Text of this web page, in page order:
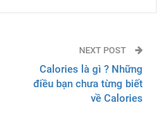
NEXT POST
Calories là gì ? Những
điều bạn chưa từng biết
về Calories